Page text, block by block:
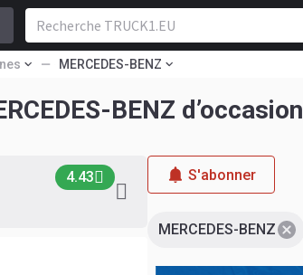
MERCEDES-BENZ
BENZ d’occasion
4.43 S'abonner
MERCEDES-BENZ